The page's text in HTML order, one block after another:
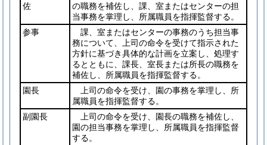
佐
の職務を補佐し、課、室またはセンターの担
当事務を掌理し、所属職員を指揮監督する。
参事
課、室またはセンターの事務のうち担当事
務について、上司の命令を受けて指示された
方針に基づき具体的な計画を立案し、処理す
るとともに、課長、室長または所長の職務を
補佐し、所属職員を指揮監督する。
園長
上司の命令を受け、園の事務を掌理し、所
属職員を指揮監督する。
副園長
上司の命令を受け、園長の職務を補佐し、
園の担当事務を掌理し、所属職員を指揮監督
する。